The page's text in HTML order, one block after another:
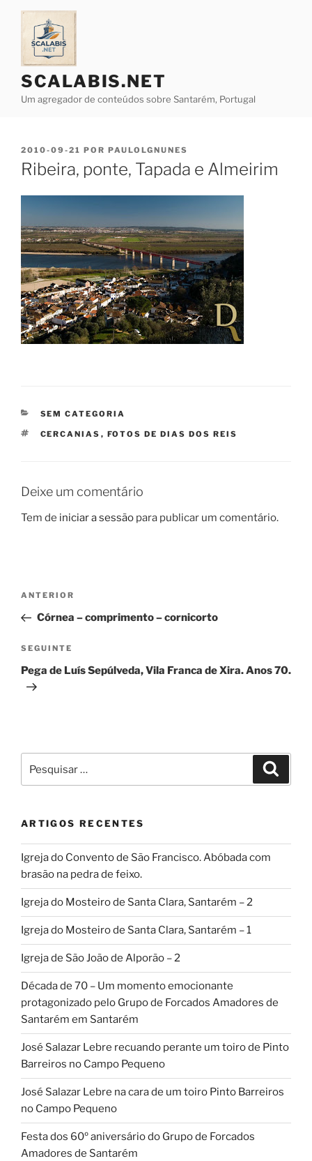
Saltar
conteúdo
SCALABIS.NET
Um agregador de conteúdos sobre Santarém, Portugal
PUBLICADO
EM
2010-09-21 POR PAULOLGNUNES
Ribeira, ponte, Tapada e Almeirim
CATEGORIAS
SEM CATEGORIA
ETIQUETAS
CERCANIAS , FOTOS DE DIAS DOS REIS
Deixe um comentário
Tem de iniciar a sessão para publicar um comentário.
Navegação
artigos
Conteúdo
anterior
ANTERIOR
Córnea – comprimento – cornicorto
Conteúdo
seguinte
SEGUINTE
Pega de Luís Sepúlveda, Vila Franca de Xira. Anos 70.
por:
ARTIGOS RECENTES
Igreja do Convento de São Francisco. Abóbada com
brasão na pedra de feixo.
Igreja do Mosteiro de Santa Clara, Santarém – 2
Igreja do Mosteiro de Santa Clara, Santarém – 1
Igreja de São João de Alporão – 2
Década de 70 – Um momento emocionante
protagonizado pelo Grupo de Forcados Amadores de
Santarém em Santarém
José Salazar Lebre recuando perante um toiro de Pinto
Barreiros no Campo Pequeno
José Salazar Lebre na cara de um toiro Pinto Barreiros
no Campo Pequeno
Festa dos 60º aniversário do Grupo de Forcados
Amadores de Santarém